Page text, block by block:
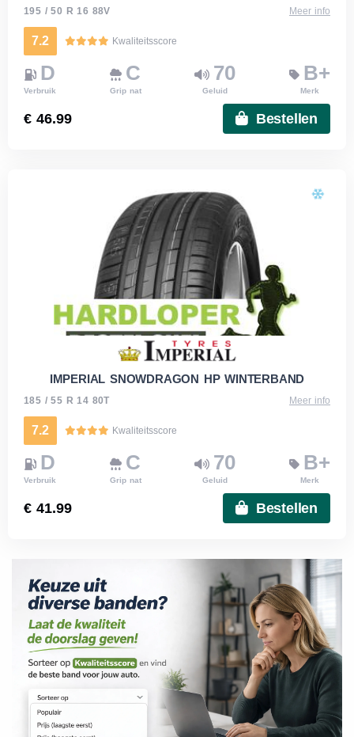
195 / 50 R 16 88V Meer info
7.2 Kwaliteitsscore
D
Verbruik
C
Grip nat
70
Geluid
B+
Merk
€ 46.99 Bestellen
IMPERIAL SNOWDRAGON HP WINTERBAND
185 / 55 R 14 80T Meer info
7.2 Kwaliteitsscore
D
Verbruik
C
Grip nat
70
Geluid
B+
Merk
€ 41.99 Bestellen